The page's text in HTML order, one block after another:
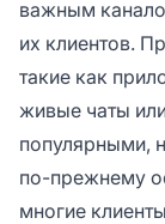
важным
их клиентов.
такие как
живые чаты
популярными,
по-прежнему
многие